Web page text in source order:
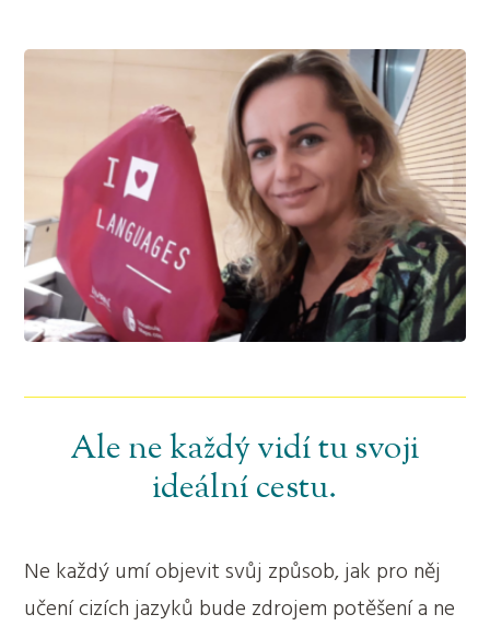
Ale ne každý vidí tu svoji
ideální cestu.
Ne každý umí objevit svůj způsob, jak pro něj
učení cizích jazyků bude zdrojem potěšení a ne